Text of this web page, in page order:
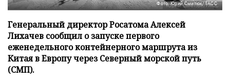
Фото: Юрий Смитюк/ТАСС
Генеральный директор Росатома Алексей
Лихачев сообщил о запуске первого
еженедельного контейнерного маршрута из
Китая в Европу через Северный морской путь
(СМП).